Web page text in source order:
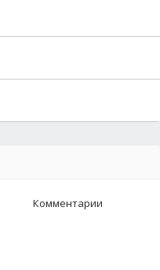
Комментарии